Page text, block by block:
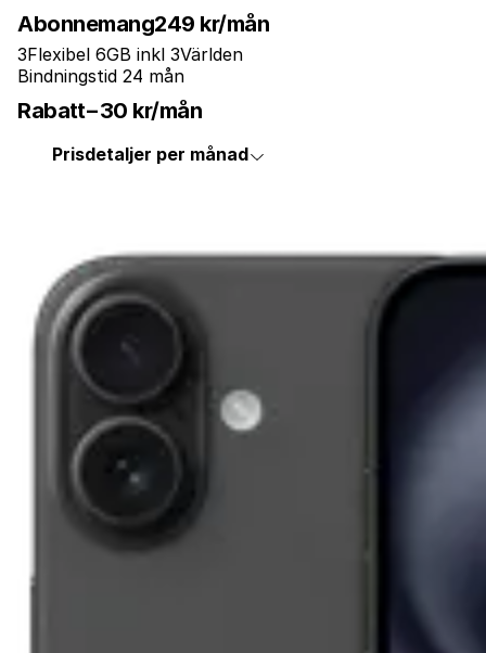
Abonnemang249 kr/mån
3Flexibel 6GB inkl 3Världen
Bindningstid 24 mån
Rabatt−30 kr/mån
Prisdetaljer per månad